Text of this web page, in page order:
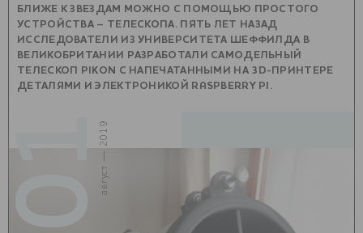
БЛИЖЕ К ЗВЕЗДАМ МОЖНО С ПОМОЩЬЮ ПРОСТОГО
УСТРОЙСТВА – ТЕЛЕСКОПА. ПЯТЬ ЛЕТ НАЗАД
ИССЛЕДОВАТЕЛИ ИЗ УНИВЕРСИТЕТА ШЕФФИЛДА В
ВЕЛИКОБРИТАНИИ РАЗРАБОТАЛИ САМОДЕЛЬНЫЙ
ТЕЛЕСКОП PIKON С НАПЕЧАТАННЫМИ НА 3D-ПРИНТЕРЕ
ДЕТАЛЯМИ И ЭЛЕКТРОНИКОЙ RASPBERRY PI.
01
август — 2019